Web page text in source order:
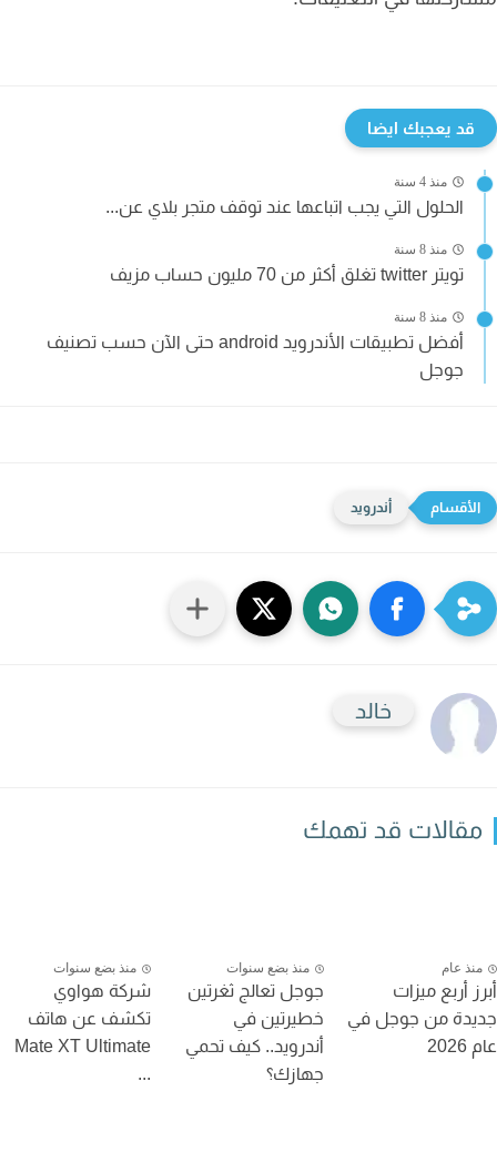
قد يعجبك ايضا
منذ 4 سنة
الحلول التي يجب اتباعها عند توقف متجر بلاي عن...
منذ 8 سنة
تويتر twitter تغلق أكثر من 70 مليون حساب مزيف
منذ 8 سنة
أفضل تطبيقات الأندرويد android حتى الآن حسب تصنيف
جوجل
أندرويد
خالد
قد تهمك
عام
أربع ميزات
من جوجل في
منذ بضع سنوات
جوجل تعالج ثغرتين
خطيرتين في
أندرويد.. كيف تحمي
جهازك؟
منذ بضع سنوات
شركة هواوي
تكشف عن هاتف
Mate XT Ultimate